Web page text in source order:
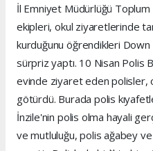
İl Emniyet Müdürlüğü
ekipleri, okul ziyaretlerinde
kurduğunu öğrendikleri
sürpriz yaptı. 10 Nisan Polis
evinde ziyaret eden polisler,
götürdü. Burada polis
İnzile'nin polis olma hayali
ve mutluluğu, polis ağabey